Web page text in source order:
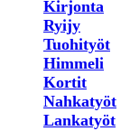
Kirjonta
Ryijy
Tuohityöt
Himmeli
Kortit
Nahkatyöt
Lankatyöt